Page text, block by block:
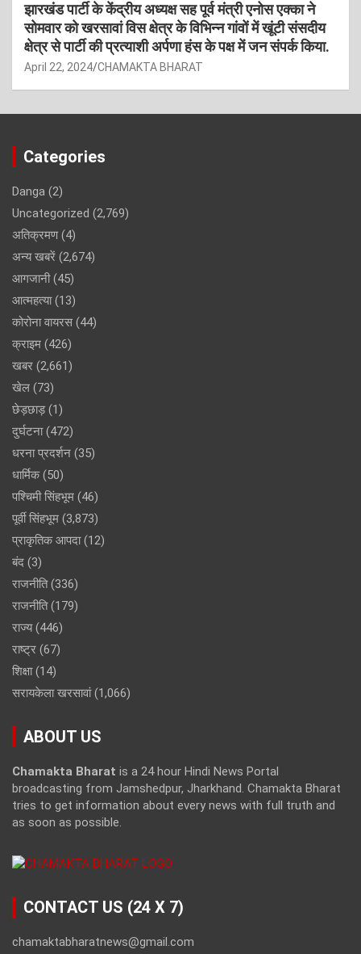
झारखंड पार्टी के केंद्रीय अध्यक्ष सह पूर्व मंत्री एनोस एक्का ने
सोमवार को खरसावां विस क्षेत्र के विभिन्न गांवों में खूंटी संसदीय
क्षेत्र से पार्टी की प्रत्याशी अर्पणा हंस के पक्ष में जन संपर्क किया.
April 22, 2024 CHAMAKTA BHARAT
Categories
Danga (2)
Uncategorized (2,769)
अतिक्रमण(4)
अन्य खबरें (2,674)
आगजानी(45)
आत्महत्या(13)
कोरोना वायरस (44)
क्राइम (426)
खबर (2,661)
खेल (73)
छेड़छाड़(1)
दुर्घटना(472)
धरना प्रदर्शन (35)
धार्मिक(50)
पश्चिमी सिंहभूम (46)
पूर्वी सिंहभूम (3,873)
प्राकृतिक आपदा(12)
बंद (3)
राजनीति(336)
राजनीति(179)
राज्य(446)
राष्ट्र (67)
शिक्षा(14)
सरायकेला खरसावां(1,066)
ABOUT US
Chamakta Bharat is a 24 hour Hindi News Portal
broadcasting from Jamshedpur, Jharkhand. Chamakta Bharat
tries to get information about every news with full truth and
as soon as possible.
CONTACT US (24 X 7)
chamaktabharatnews@gmail.com